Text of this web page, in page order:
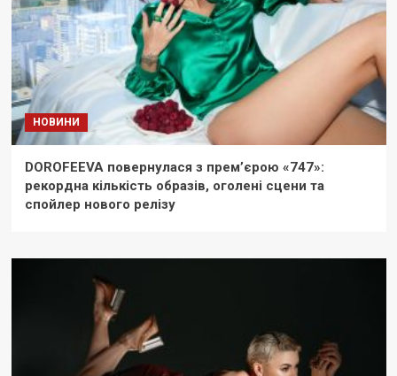
НОВИНИ
DOROFEEVA повернулася з прем’єрою «747»:
рекордна кількість образів, оголені сцени та
спойлер нового релізу